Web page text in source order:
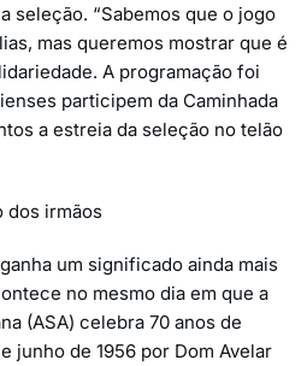
seleção. “Sabemos que o jogo
mas queremos mostrar que é
A programação foi
participem da Caminhada
a estreia da seleção no telão
dos irmãos
um significado ainda mais
no mesmo dia em que a
(ASA) celebra 70 anos de
junho de 1956 por Dom Avelar